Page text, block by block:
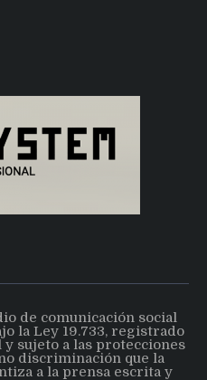
de comunicación social
la Ley 19.733, registrado
y sujeto a las protecciones
discriminación que la
a la prensa escrita y